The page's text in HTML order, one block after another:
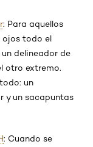
: Para aquellos
ojos todo el
delineador de
otro extremo.
un
y un sacapuntas
: Cuando se